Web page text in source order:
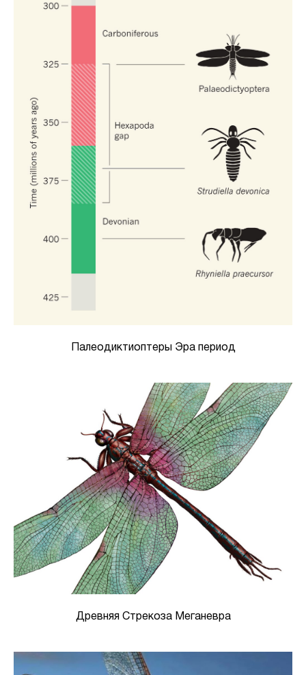
Палеодиктиоптеры Эра период
Древняя Стрекоза Меганевра